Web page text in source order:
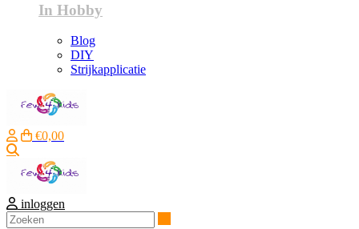
In Hobby
Blog
DIY
Strijkapplicatie
€0,00
inloggen